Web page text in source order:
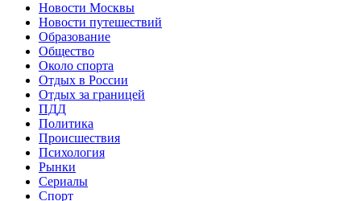
Новости Москвы
Новости путешествий
Образование
Общество
Около спорта
Отдых в России
Отдых за границей
ПДД
Политика
Происшествия
Психология
Рынки
Сериалы
Спорт